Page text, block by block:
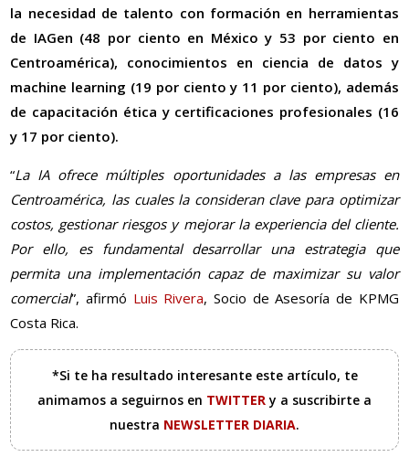
la necesidad de talento con formación en herramientas
de IAGen (48 por ciento en México y 53 por ciento en
Centroamérica), conocimientos en ciencia de datos y
machine learning (19 por ciento y 11 por ciento), además
de capacitación ética y certificaciones profesionales (16
y 17 por ciento).
“La IA ofrece múltiples oportunidades a las empresas en
Centroamérica, las cuales la consideran clave para optimizar
costos, gestionar riesgos y mejorar la experiencia del cliente.
Por ello, es fundamental desarrollar una estrategia que
permita una implementación capaz de maximizar su valor
comercial”, afirmó Luis Rivera, Socio de Asesoría de KPMG
Costa Rica.
*Si te ha resultado interesante este artículo, te
animamos a seguirnos en TWITTERy a suscribirte a
nuestra NEWSLETTER DIARIA.